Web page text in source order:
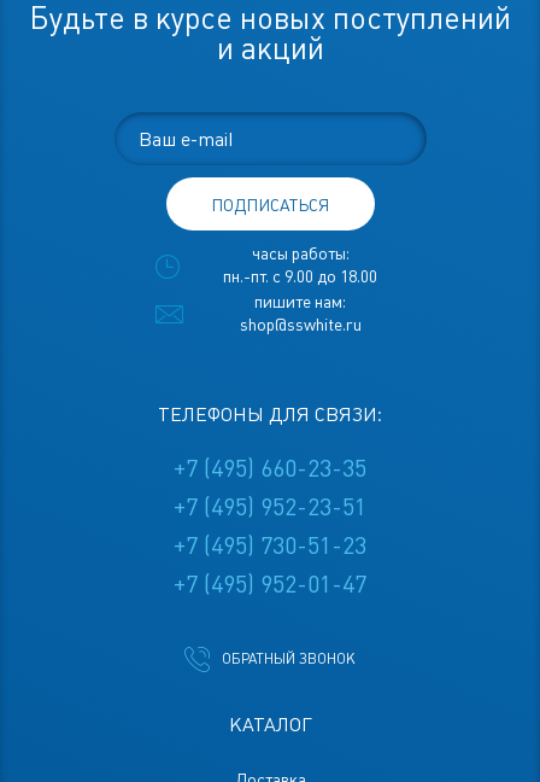
КАТАЛОГ
Будьте в курсе новых поступлений
и акций
ПОДПИСАТЬСЯ
часы работы:
пн.-пт. с 9.00 до 18.00
пишите нам:
shop@sswhite.ru
ТЕЛЕФОНЫ ДЛЯ СВЯЗИ:
+7 (495) 660-23-35
+7 (495) 952-23-51
+7 (495) 730-51-23
+7 (495) 952-01-47
ОБРАТНЫЙ ЗВОНОК